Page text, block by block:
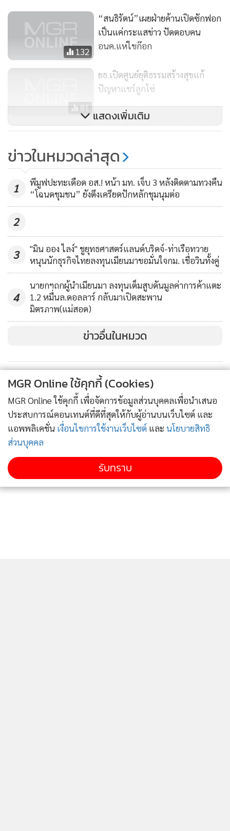
132
“สนธิรัตน์”เผยฝ่ายค้านเปิดซักฟอก
เป็นแค่กระแสข่าว ปัดตอบคน
อนค.แห่ไขก๊อก
81
ยธ.เปิดศูนย์ยุติธรรมสร้างสุขแก้
ปัญหาแชร์ลูกโซ่
137
มท.1 พร้อมแจง กมธ.งบฯ ภัยแล้ง-
ตั้งท้องถิ่น
แสดงเพิ่มเติม
ข่าวในหมวดล่าสุด
1
พีมูฟปะทะเดือด อส.! หน้า มท. เจ็บ 3 หลังติดตามทวงคืน
“โฉนดชุมชน” ยังตึงเครียดปักหลักชุมนุมต่อ
2
3
"มิน ออง ไลง์" ชูยุทธศาสตร์แลนด์บริดจ์-ท่าเรือทวาย
หนุนนักธุรกิจไทยลงทุนเมียนมาขอมั่นใจกม. เชื่อวินทั้งคู่
4
นายกฯถกผู้นำเมียนมา ลงทุนเต็มสูบดันมูลค่าการค้าแตะ
1.2 หมื่นล.ดอลลาร์ กลับมาเปิดสะพาน
มิตรภาพ(แม่สอด)
ข่าวอื่นในหมวด
MGR Online ใช้คุกกี้ (Cookies)
MGR Online ใช้คุกกี้ เพื่อจัดการข้อมูลส่วนบุคคลเพื่อนำเสนอ
ประสบการณ์คอนเทนต์ที่ดีที่สุดให้กับผู้อ่านบนเว็บไซต์ และ
แอพพลิเคชั่น เงื่อนไขการใช้งานเว็บไซต์ และ นโยบายสิทธิ
ส่วนบุคคล
รับทราบ